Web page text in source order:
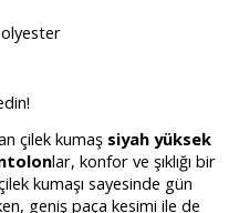
çilek kumaş siyah yüksek
lar, konfor ve şıklığı bir
kumaşı sayesinde gün
geniş paça kesimi ile de